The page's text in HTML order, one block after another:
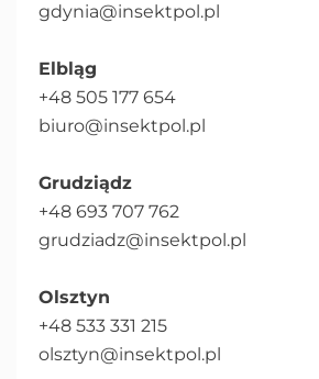
gdynia@insektpol.pl
Elbląg
+48 505 177 654
biuro@insektpol.pl
Grudziądz
+48 693 707 762
grudziadz@insektpol.pl
Olsztyn
+48 533 331 215
olsztyn@insektpol.pl